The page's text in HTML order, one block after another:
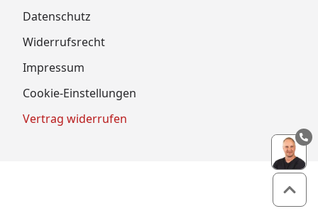
Datenschutz
Widerrufsrecht
Impressum
Cookie-Einstellungen
Vertrag widerrufen